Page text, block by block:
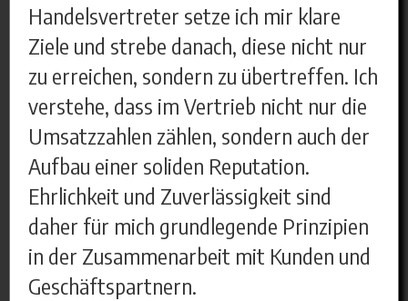
Handelsvertreter setze ich mir klare
Ziele und strebe danach, diese nicht nur
zu erreichen, sondern zu übertreffen. Ich
verstehe, dass im Vertrieb nicht nur die
Umsatzzahlen zählen, sondern auch der
Aufbau einer soliden Reputation.
Ehrlichkeit und Zuverlässigkeit sind
daher für mich grundlegende Prinzipien
in der Zusammenarbeit mit Kunden und
Geschäftspartnern.